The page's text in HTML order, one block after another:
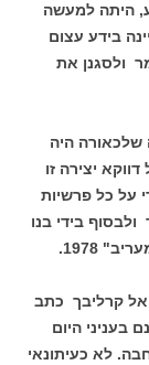
היתה למעשה
בידע עצום
ולסגנן את
היה
יצירה זו
על כל פרשיות
בידי בנו
1978.
קרליבך כתב
היום
לא כעיתונאי